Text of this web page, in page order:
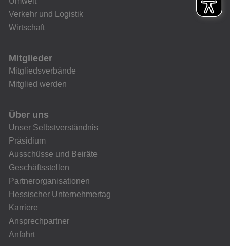
Verkehr und Logistik
Wirtschaft
Mitglieder
Mitgliedsverbände
Mitglied werden
Über uns
Unser Selbstverständnis
Präsidium
Ausschüsse und Beiräte
Geschäftsstellen
Partnerorganisationen
Hessischer Unternehmertag
Karriere
Ansprechpartner
Anfahrt